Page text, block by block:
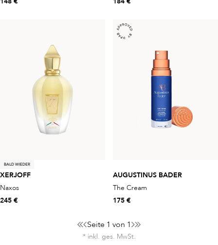
BALD WIEDER
XERJOFF
Naxos
245 €
AUGUSTINUS BADER
The Cream
175 €
Seite 1 von 1
* inkl. ges. MwSt.